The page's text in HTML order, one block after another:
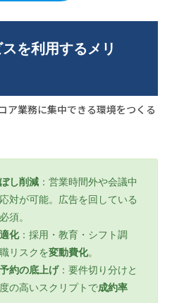
を利用するメリ
ア業務に集中できる環境をつくる
し削減：営業時間外や会議中
対が可能。広告を回している
須。
化：採用・教育・シフト調
リスクを変動費化。
約の底上げ：要件切り分けと
の高いスクリプトで成約率